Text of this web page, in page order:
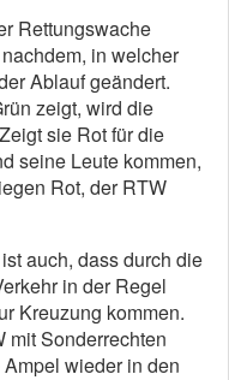
Rettungswache
in welcher
Ablauf geändert.
zeigt, wird die
sie Rot für die
seine Leute kommen,
Rot, der RTW
auch, dass durch die
in der Regel
Kreuzung kommen.
mit Sonderrechten
wieder in den